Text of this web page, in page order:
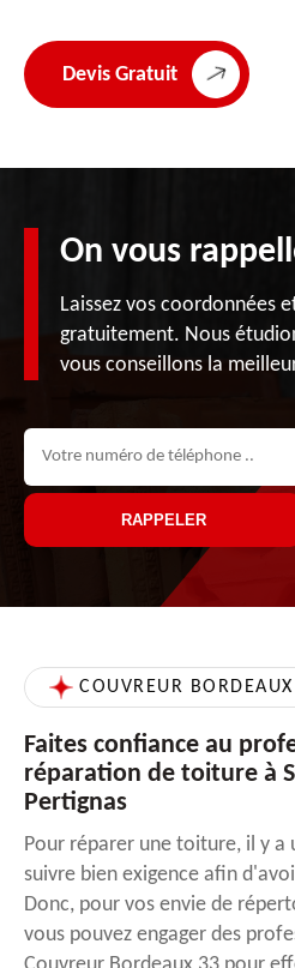
Devis Gratuit
On vous
Laissez vos coordonnées
gratuitement. Nous
vous conseillons la
COUVREUR
Faites confiance au
réparation de toiture à
Pertignas
Pour réparer une toiture, il y a
suivre bien exigence afin
Donc, pour vos envie de
vous pouvez engager des